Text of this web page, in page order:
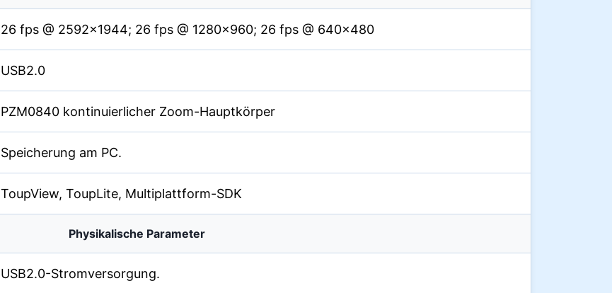
26 fps @ 2592×1944; 26 fps @ 1280×960; 26 fps @ 640×480
USB2.0
PZM0840 kontinuierlicher Zoom-Hauptkörper
Speicherung am PC.
ToupView, ToupLite, Multiplattform-SDK
Physikalische Parameter
USB2.0-Stromversorgung.